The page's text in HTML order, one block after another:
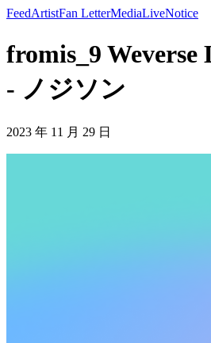
FeedArtistFan LetterMediaLiveNotice
fromis_9
- ノジソン
2023 年 11 月 29 日